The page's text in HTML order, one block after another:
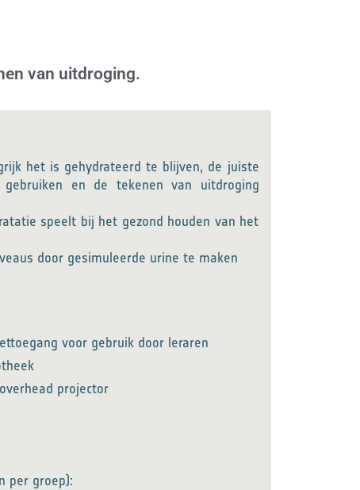
van uitdroging.
het is gehydrateerd te blijven, de juiste
gebruiken en de tekenen van uitdroging
speelt bij het gezond houden van het
door gesimuleerde urine te maken
voor gebruik door leraren
projector
per groep):